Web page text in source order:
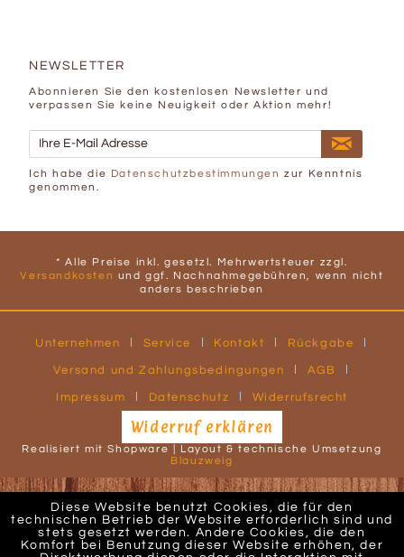
NEWSLETTER
Abonnieren Sie den kostenlosen Newsletter und
verpassen Sie keine Neuigkeit oder Aktion mehr!
Ich habe die Datenschutzbestimmungen zur Kenntnis
genommen.
* Alle Preise inkl. gesetzl. Mehrwertsteuer zzgl.
Versandkosten und ggf. Nachnahmegebühren, wenn nicht
anders beschrieben
Unternehmen Service Kontakt Rückgabe
Versand und Zahlungsbedingungen AGB
Impressum Datenschutz Widerrufsrecht
Widerruf erklären
Realisiert mit Shopware | Layout & technische Umsetzung
Blauzweig
Diese Website benutzt Cookies, die für den
technischen Betrieb der Website erforderlich sind und
stets gesetzt werden. Andere Cookies, die den
Komfort bei Benutzung dieser Website erhöhen, der